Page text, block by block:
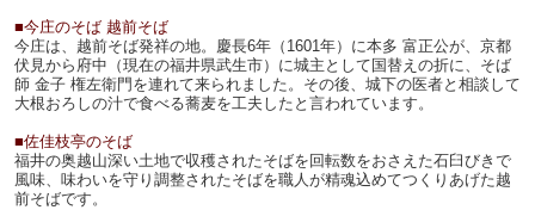
■今庄のそば 越前そば
今庄は、越前そば発祥の地。慶長6年（1601年）に本多 富正公が、京都
伏見から府中（現在の福井県武生市）に城主として国替えの折に、そば
師 金子 権左衛門を連れて来られました。その後、城下の医者と相談して
大根おろしの汁で食べる蕎麦を工夫したと言われています。
■佐佳枝亭のそば
福井の奥越山深い土地で収穫されたそばを回転数をおさえた石臼びきで
風味、味わいを守り調整されたそばを職人が精魂込めてつくりあげた越
前そばです。